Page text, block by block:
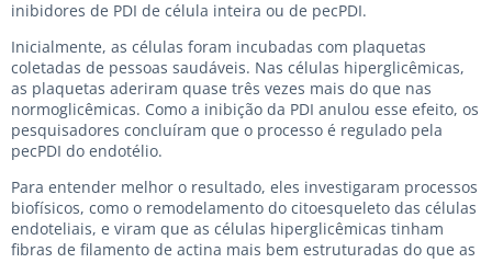
inibidores de PDI de célula inteira ou de pecPDI.
Inicialmente, as células foram incubadas com plaquetas
coletadas de pessoas saudáveis. Nas células hiperglicêmicas,
as plaquetas aderiram quase três vezes mais do que nas
normoglicêmicas. Como a inibição da PDI anulou esse efeito, os
pesquisadores concluíram que o processo é regulado pela
pecPDI do endotélio.
Para entender melhor o resultado, eles investigaram processos
biofísicos, como o remodelamento do citoesqueleto das células
endoteliais, e viram que as células hiperglicêmicas tinham
fibras de filamento de actina mais bem estruturadas do que as